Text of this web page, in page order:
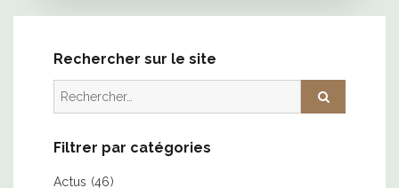
Rechercher sur le site
Filtrer par catégories
Actus (46)